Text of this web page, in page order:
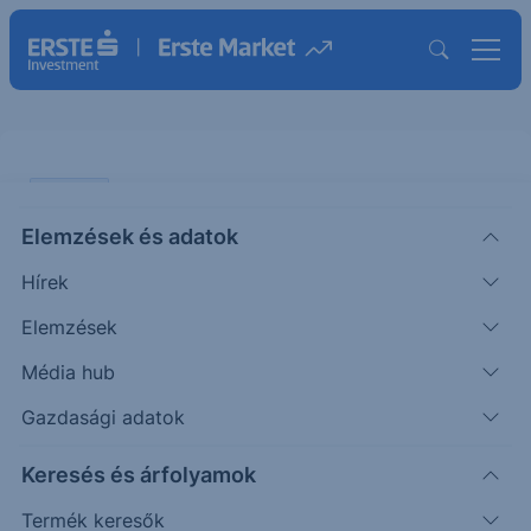
Elemzések és adatok
Hírek
Elemzések
Média hub
Gazdasági adatok
Keresés és árfolyamok
Termék keresők
gyorsjelentési szezon
Optimista hangulatban indul az amerikai
gyorsjelentési szezon. Ágazati szinten a